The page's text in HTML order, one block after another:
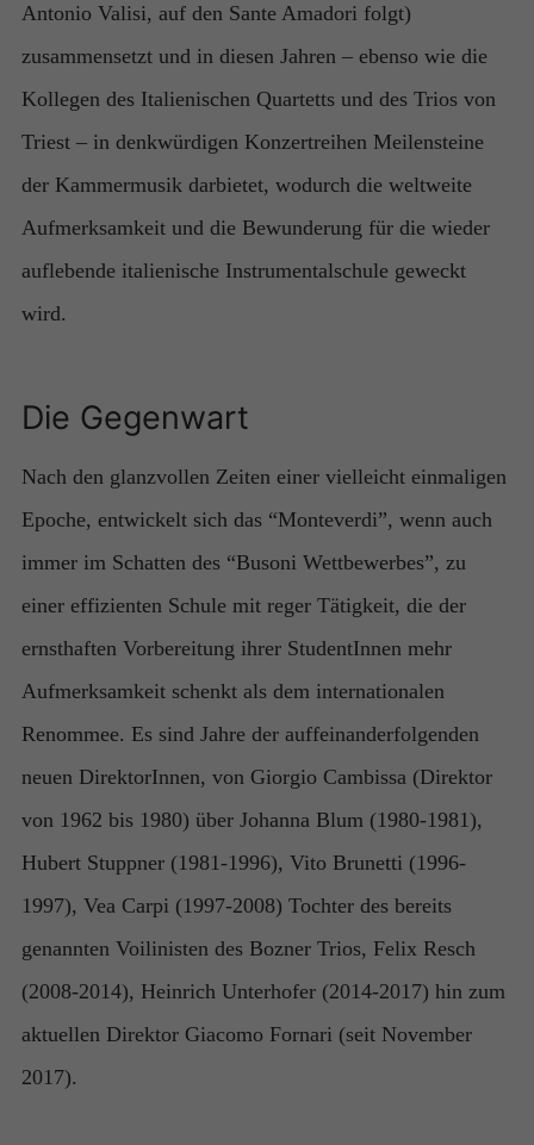
Antonio Valisi, auf den Sante Amadori folgt)
zusammensetzt und in diesen Jahren – ebenso wie die
Kollegen des Italienischen Quartetts und des Trios von
Triest – in denkwürdigen Konzertreihen Meilensteine
der Kammermusik darbietet, wodurch die weltweite
Aufmerksamkeit und die Bewunderung für die wieder
auflebende italienische Instrumentalschule geweckt
wird.
Die Gegenwart
Nach den glanzvollen Zeiten einer vielleicht einmaligen
Epoche, entwickelt sich das “Monteverdi”, wenn auch
immer im Schatten des “Busoni Wettbewerbes”, zu
einer effizienten Schule mit reger Tätigkeit, die der
ernsthaften Vorbereitung ihrer StudentInnen mehr
Aufmerksamkeit schenkt als dem internationalen
Renommee. Es sind Jahre der auffeinanderfolgenden
neuen DirektorInnen, von Giorgio Cambissa (Direktor
von 1962 bis 1980) über Johanna Blum (1980-1981),
Hubert Stuppner (1981-1996), Vito Brunetti (1996-
1997), Vea Carpi (1997-2008) Tochter des bereits
genannten Voilinisten des Bozner Trios, Felix Resch
(2008-2014), Heinrich Unterhofer (2014-2017) hin zum
aktuellen Direktor Giacomo Fornari (seit November
2017).
Notwendig
Diese
sind nicht
optional. Sie
werden
benötigt,
Website
Damit wir die
Funktionalität
Struktur der
verbessern
basierend auf